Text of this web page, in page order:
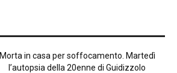
Morta in casa per soffocamento. Martedì
l’autopsia della 20enne di Guidizzolo